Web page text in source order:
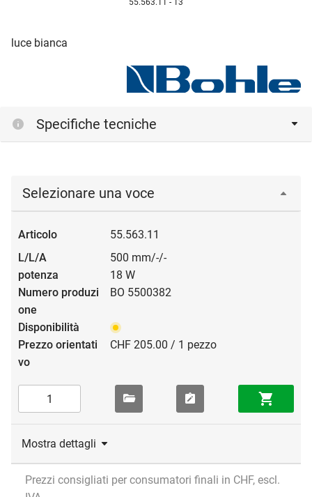
55.563.11 - 13
luce bianca
Specifiche tecniche
Selezionare una voce
55.563.11
500 mm/-/-
18 W
BO 5500382
CHF 205.00 / 1 pezzo
Mostra dettagli
Prezzi consigliati per consumatori finali in CHF, escl.